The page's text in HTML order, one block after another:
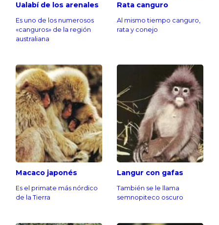
Ualabí de los arenales
Es uno de los numerosos
«canguros» de la región
australiana
Rata canguro
Al mismo tiempo canguro,
rata y conejo
Macaco japonés
Es el primate más nórdico
de la Tierra
Langur con gafas
También se le llama
semnopiteco oscuro